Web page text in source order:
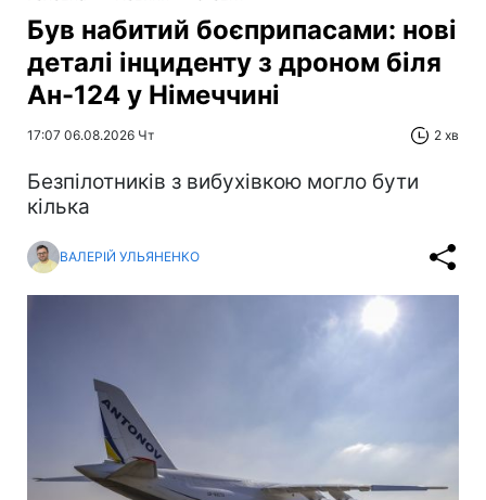
Був набитий боєприпасами: нові
деталі інциденту з дроном біля
Ан-124 у Німеччині
17:07 06.08.2026 Чт 2 хв
Безпілотників з вибухівкою могло бути
кілька
ВАЛЕРІЙ УЛЬЯНЕНКО